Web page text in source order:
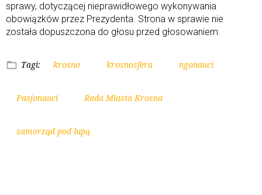
sprawy, dotyczącej nieprawidłowego wykonywania
obowiązków przez Prezydenta. Strona w sprawie nie
została dopuszczona do głosu przed głosowaniem.
Tagi: krosno krosnosfera ngonauci
Pasjonauci Rada Miasta Krosna
samorząd pod lupą